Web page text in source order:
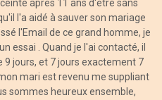
après 11 ans d'être sans
l'a aidé à sauver son mariage
l'Email de ce grand homme, je
essai . Quand je l'ai contacté, il
9 jours, et 7 jours exactement 7
mari est revenu me suppliant
sommes heureux ensemble,